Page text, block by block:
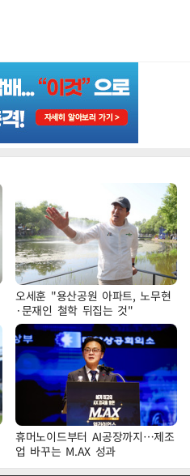
오세훈 "용산공원 아파트, 노무현
·문재인 철학 뒤집는 것"
휴머노이드부터 AI공장까지…제조
업 바꾸는 M.AX 성과